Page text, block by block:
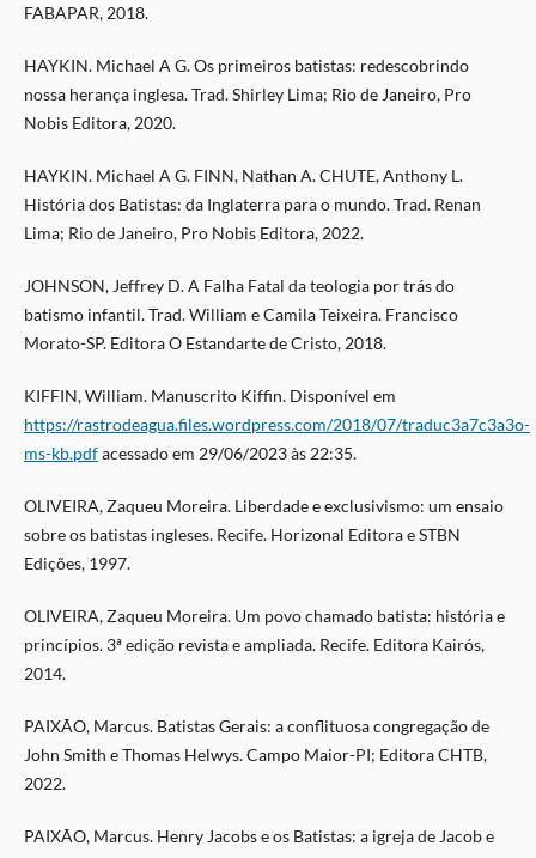
FABAPAR, 2018.
HAYKIN. Michael A G. Os primeiros batistas: redescobrindo
nossa herança inglesa. Trad. Shirley Lima; Rio de Janeiro, Pro
Nobis Editora, 2020.
HAYKIN. Michael A G. FINN, Nathan A. CHUTE, Anthony L.
História dos Batistas: da Inglaterra para o mundo. Trad. Renan
Lima; Rio de Janeiro, Pro Nobis Editora, 2022.
JOHNSON, Jeffrey D. A Falha Fatal da teologia por trás do
batismo infantil. Trad. William e Camila Teixeira. Francisco
Morato-SP. Editora O Estandarte de Cristo, 2018.
KIFFIN, William. Manuscrito Kiffin. Disponível em
https://rastrodeagua.files.wordpress.com/2018/07/traduc3a7c3a3o-
ms-kb.pdfacessado em 29/06/2023 às 22:35.
OLIVEIRA, Zaqueu Moreira. Liberdade e exclusivismo: um ensaio
sobre os batistas ingleses. Recife. Horizonal Editora e STBN
Edições, 1997.
OLIVEIRA, Zaqueu Moreira. Um povo chamado batista: história e
princípios. 3ª edição revista e ampliada. Recife. Editora Kairós,
2014.
PAIXÃO, Marcus. Batistas Gerais: a conflituosa congregação de
John Smith e Thomas Helwys. Campo Maior-PI; Editora CHTB,
2022.
PAIXÃO, Marcus. Henry Jacobs e os Batistas: a igreja de Jacob e